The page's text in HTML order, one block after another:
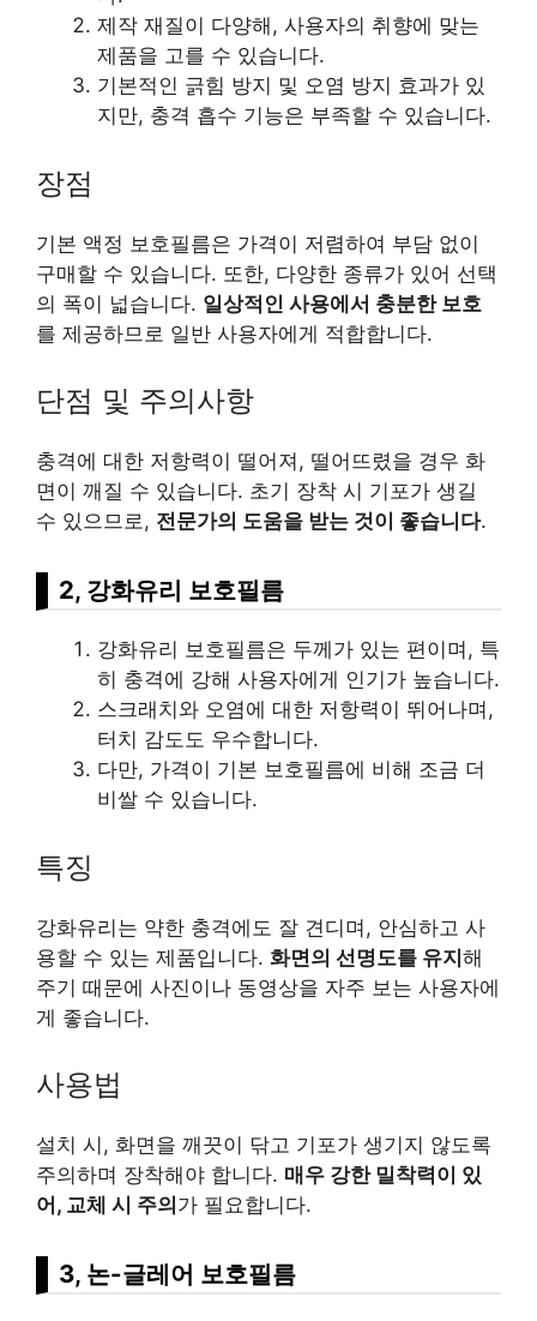
제작 재질이 다양해, 사용자의 취향에 맞는
제품을 고를 수 있습니다.
기본적인 긁힘 방지 및 오염 방지 효과가 있
지만, 충격 흡수 기능은 부족할 수 있습니다.
장점
기본 액정 보호필름은 가격이 저렴하여 부담 없이
구매할 수 있습니다. 또한, 다양한 종류가 있어 선택
의 폭이 넓습니다. 일상적인 사용에서 충분한 보호
를 제공하므로 일반 사용자에게 적합합니다.
단점 및 주의사항
충격에 대한 저항력이 떨어져, 떨어뜨렸을 경우 화
면이 깨질 수 있습니다. 초기 장착 시 기포가 생길
수 있으므로, 전문가의 도움을 받는 것이 좋습니다.
2, 강화유리 보호필름
강화유리 보호필름은 두께가 있는 편이며, 특
히 충격에 강해 사용자에게 인기가 높습니다.
스크래치와 오염에 대한 저항력이 뛰어나며,
터치 감도도 우수합니다.
다만, 가격이 기본 보호필름에 비해 조금 더
비쌀 수 있습니다.
특징
강화유리는 약한 충격에도 잘 견디며, 안심하고 사
용할 수 있는 제품입니다. 화면의 선명도를 유지해
주기 때문에 사진이나 동영상을 자주 보는 사용자에
게 좋습니다.
사용법
설치 시, 화면을 깨끗이 닦고 기포가 생기지 않도록
주의하며 장착해야 합니다. 매우 강한 밀착력이 있
어, 교체 시 주의 가 필요합니다.
3, 논-글레어 보호필름